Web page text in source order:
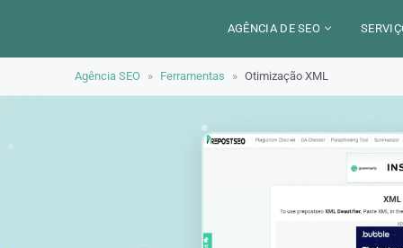
AGÊNCIA DE SEO
ALEXANDRE MAROTEL
Agência SEO » Ferramentas » Otimização XML